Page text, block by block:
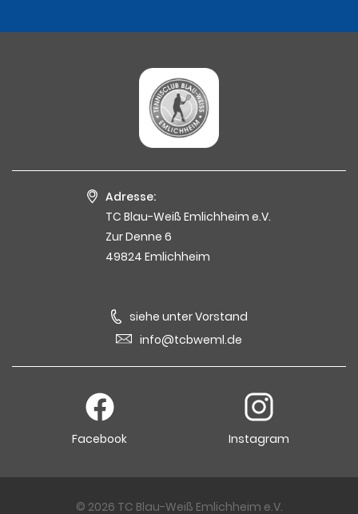
Adresse:
TC Blau-Weiß Emlichheim e.V.
Zur Denne 6
49824 Emlichheim
siehe unter Vorstand
info@tcbweml.de
Facebook Instagram
© 2026 TC Blau-Weiß Emlichheim e.V.